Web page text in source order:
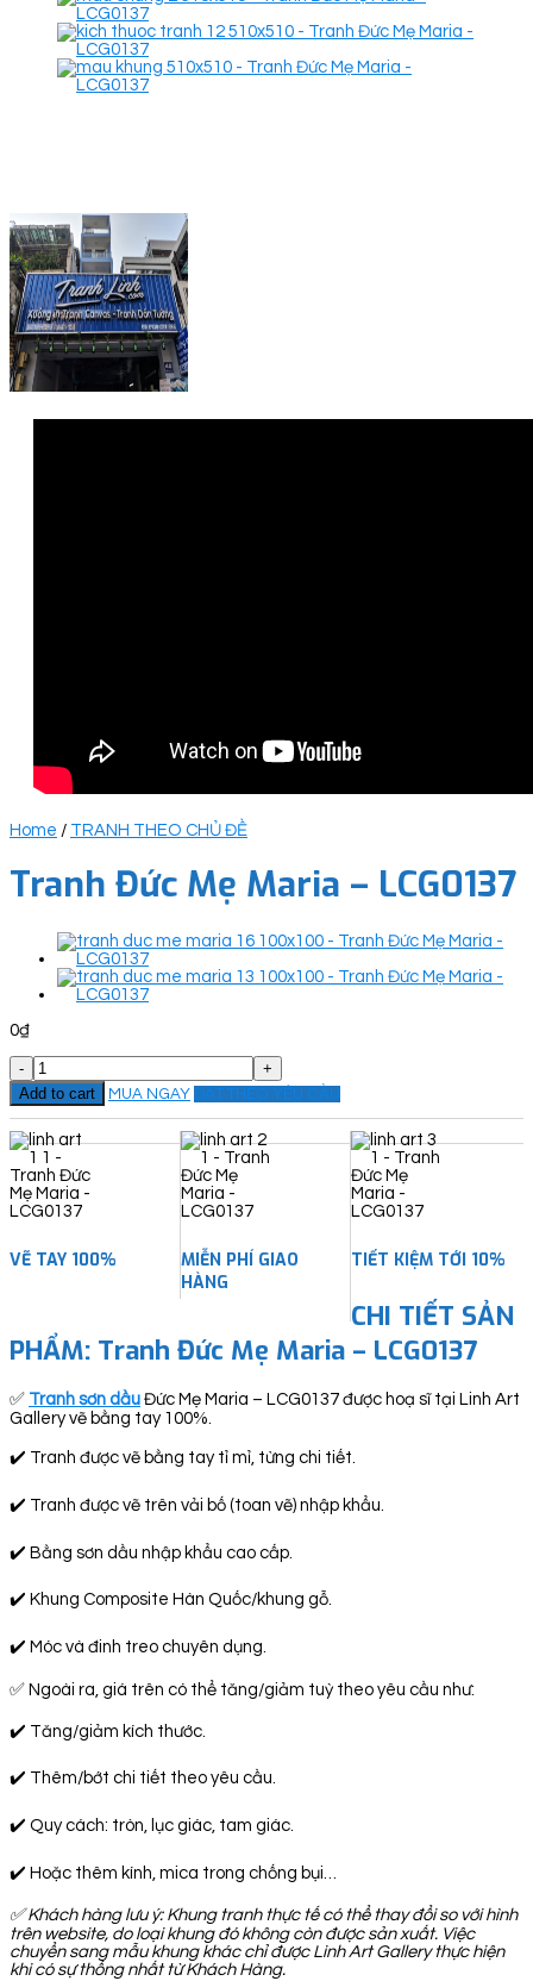
Home / TRANH THEO CHỦ ĐỀ
Tranh Đức Mẹ Maria – LCG0137
0₫
Tranh
Đức
Mẹ
Maria
-
LCG0137
quantity
Add to cart MUA NGAY ĐẶT THEO YÊU CẦU
VẼ TAY 100%
MIỄN PHÍ GIAO
HÀNG
TIẾT KIỆM TỚI 10%
CHI TIẾT SẢN
PHẨM: Tranh Đức Mẹ Maria – LCG0137
✅ Tranh sơn dầu Đức Mẹ Maria – LCG0137 được hoạ sĩ tại Linh Art
Gallery vẽ bằng tay 100%.
✔️ Tranh được vẽ bằng tay tỉ mỉ, từng chi tiết.
✔️ Tranh được vẽ trên vải bố (toan vẽ) nhập khẩu.
✔️ Bằng sơn dầu nhập khẩu cao cấp.
✔️ Khung Composite Hàn Quốc/khung gỗ.
✔️ Móc và đinh treo chuyên dụng.
✅ Ngoài ra, giá trên có thể tăng/giảm tuỳ theo yêu cầu như:
✔️ Tăng/giảm kích thước.
✔️ Thêm/bớt chi tiết theo yêu cầu.
✔️ Quy cách: tròn, lục giác, tam giác.
✔️ Hoặc thêm kính, mica trong chống bụi…
✅Khách hàng lưu ý: Khung tranh thực tế có thể thay đổi so với hình
trên website, do loại khung đó không còn được sản xuất. Việc
chuyển sang mẫu khung khác chỉ được Linh Art Gallery thực hiện
khi có sự thống nhất từ Khách Hàng.